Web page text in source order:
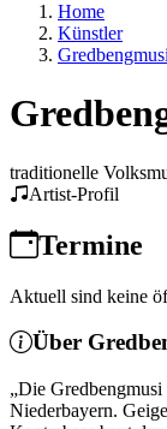
Home
Künstler
Gredbengmusi
traditionelle
Artist-Profil
Termine
Aktuell sind keine
Über
„Die
Niederbayern.